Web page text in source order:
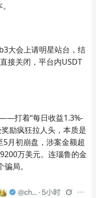
大会上请明星站台，结
接关闭，平台内USDT
——打着“每日收益1.3%-
励疯狂拉人头，本质是
月初崩盘，涉案金额超
万美元。连瑙鲁的金
局。